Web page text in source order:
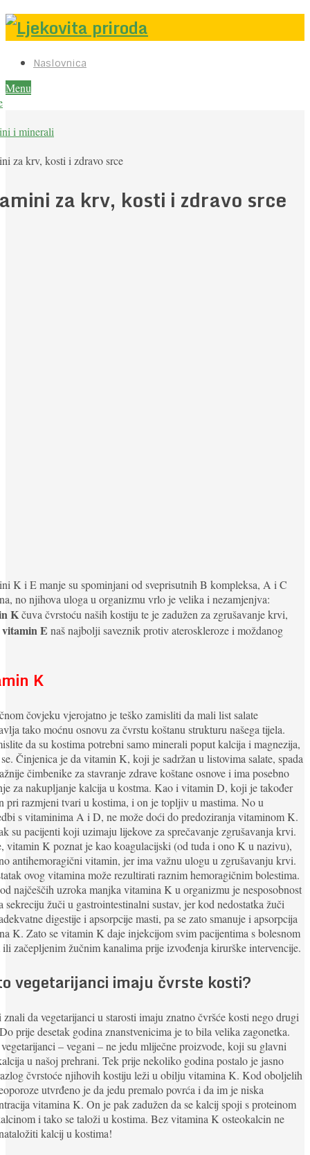
Naslovnica
Menu
i minerali
za krv, kosti i zdravo srce
za krv, kosti i zdravo srce
K i E manje su spominjani od sveprisutnih B kompleksa, A i C
no njihova uloga u organizmu vrlo je velika i nezamjenjva:
Kčuva čvrstoću naših kostiju te je zadužen za zgrušavanje krvi,
vitamin E naš najbolji saveznik protiv ateroskleroze i moždanog
K
čovjeku vjerojatno je teško zamisliti da mali list salate
tako moćnu osnovu za čvrstu koštanu strukturu našega tijela.
da su kostima potrebni samo minerali poput kalcija i magnezija,
Činjenica je da vitamin K, koji je sadržan u listovima salate, spada
čimbenike za stavranje zdrave koštane osnove i ima posebno
za nakupljanje kalcija u kostma. Kao i vitamin D, koji je također
pri razmjeni tvari u kostima, i on je topljiv u mastima. No u
s vitaminima A i D, ne može doći do predoziranja vitaminom K.
su pacijenti koji uzimaju lijekove za sprečavanje zgrušavanja krvi.
vitamin K poznat je kao koagulacijski (od tuda i ono K u nazivu),
antihemoragični vitamin, jer ima važnu ulogu u zgrušavanju krvi.
ovog vitamina može rezultirati raznim hemoragičnim bolestima.
najčeščih uzroka manjka vitamina K u organizmu je nesposobnost
sekreciju žuči u gastrointestinalni sustav, jer kod nedostatka žuči
digestije i apsorpcije masti, pa se zato smanuje i apsorpcija
K. Zato se vitamin K daje injekcijom svim pacijentima s bolesnom
začepljenim žučnim kanalima prije izvođenja kirurške intervencije.
vegetarijanci imaju čvrste kosti?
znali da vegetarijanci u starosti imaju znatno čvršće kosti nego drugi
prije desetak godina znanstvenicima je to bila velika zagonetka.
– vegani – ne jedu mliječne proizvode, koji su glavni
u našoj prehrani. Tek prije nekoliko godina postalo je jasno
čvrstoće njihovih kostiju leži u obilju vitamina K. Kod oboljelih
utvrđeno je da jedu premalo povrća i da im je niska
vitamina K. On je pak zadužen da se kalcij spoji s proteinom
i tako se taloži u kostima. Bez vitamina K osteokalcin ne
kalcij u kostima!